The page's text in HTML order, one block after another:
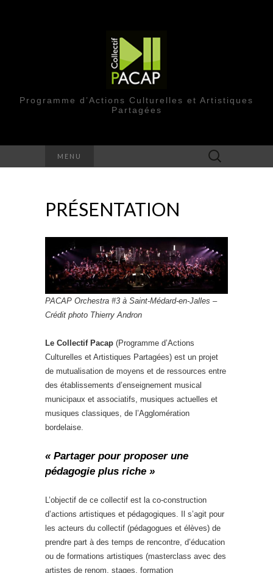
Programme d’Actions Culturelles et Artistiques
Partagées
MENU Rechercher :
PRÉSENTATION
PACAP Orchestra #3 à Saint-Médard-en-Jalles –
Crédit photo Thierry Andron
Le Collectif Pacap (Programme d’Actions
Culturelles et Artistiques Partagées) est un projet
de mutualisation de moyens et de ressources entre
des établissements d’enseignement musical
municipaux et associatifs, musiques actuelles et
musiques classiques, de l’Agglomération
bordelaise.
« Partager pour proposer une
pédagogie plus riche »
L’objectif de ce collectif est la co-construction
d’actions artistiques et pédagogiques. Il s’agit pour
les acteurs du collectif (pédagogues et élèves) de
prendre part à des temps de rencontre, d’éducation
ou de formations artistiques (masterclass avec des
artistes de renom, stages, formation